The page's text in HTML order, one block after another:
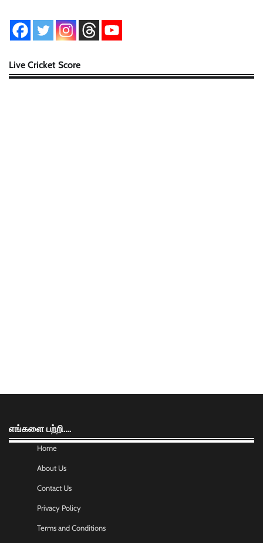
Live Cricket Score
எங்களை பற்றி….
Home
About Us
Contact Us
Privacy Policy
Terms and Conditions